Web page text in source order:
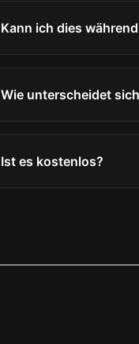
Kann ich dies
Wie unterscheidet
Ist es kostenlos?